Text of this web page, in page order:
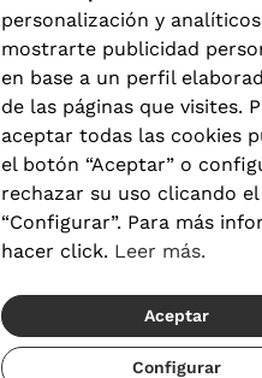
personalización y
mostrarte publicidad
en base a un perfil
de las páginas que visites.
aceptar todas las cookies
el botón “Aceptar” o
rechazar su uso clicando
“Configurar”. Para más
hacer click. Leer más.
Aceptar
Configurar